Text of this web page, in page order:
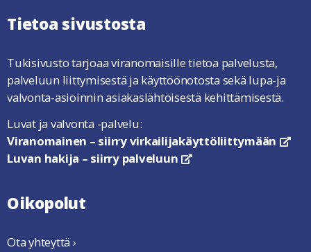
Tietoa sivustosta
Tukisivusto tarjoaa viranomaisille tietoa palvelusta,
palveluun liittymisestä ja käyttöönotosta sekä lupa-ja
valvonta-asioinnin asiakaslähtöisestä kehittämisestä.
Luvat ja valvonta -palvelu:
Viranomainen – siirry virkailijakäyttöliittymään
Luvan hakija – siirry palveluun linkki avautuu uuteen
Oikopolut
Ota yhteyttä ›